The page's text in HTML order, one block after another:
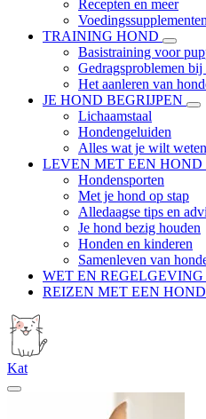
Recepten en meer
TRAINING HOND
Basistraining voor
Gedragsproblemen bij
Het aanleren van
JE HOND BEGRIJPEN
Lichaamstaal
Hondengeluiden
Alles wat je wilt
LEVEN MET EEN HOND
Hondensporten
Met je hond op stap
Alledaagse tips en
Je hond bezig houden
Honden en kinderen
Samenleven van
WET EN
REIZEN MET EEN HOND
Kat